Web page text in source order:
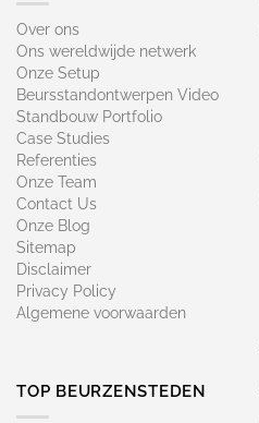
Over ons
Ons wereldwijde netwerk
Onze Setup
Beursstandontwerpen Video
Standbouw Portfolio
Case Studies
Referenties
Onze Team
Contact Us
Onze Blog
Sitemap
Disclaimer
Privacy Policy
Algemene voorwaarden
TOP BEURZENSTEDEN